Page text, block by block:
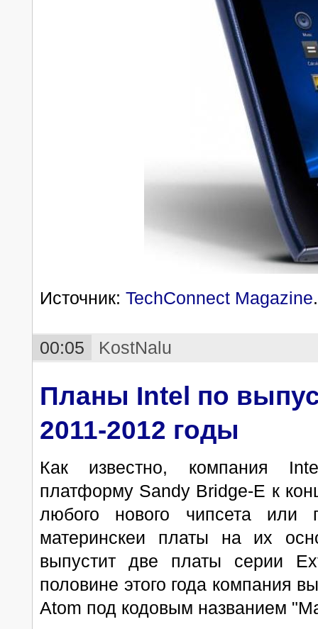
Источник: TechConnect Magazine.
00:05 KostNalu
Планы Intel по
2011-2012 годы
Как известно, компания
платформу Sandy Bridge-E к
любого нового чипсета
материнскеи платы на их
выпустит две платы серии
половине этого года компания
Atom под кодовым названием